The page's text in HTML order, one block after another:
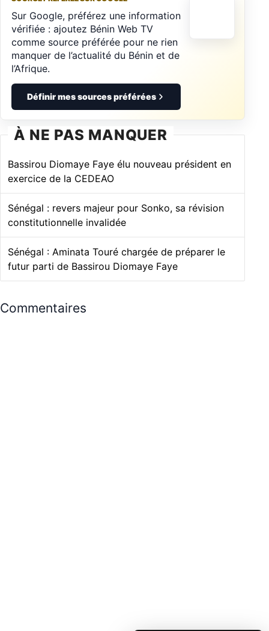
Sur Google, préférez une information
vérifiée : ajoutez Bénin Web TV
comme source préférée pour ne rien
manquer de l’actualité du Bénin et de
l’Afrique.
Définir mes sources préférées
À NE PAS MANQUER
Bassirou Diomaye Faye élu nouveau président en
exercice de la CEDEAO
Sénégal : revers majeur pour Sonko, sa révision
constitutionnelle invalidée
Sénégal : Aminata Touré chargée de préparer le
futur parti de Bassirou Diomaye Faye
Commentaires